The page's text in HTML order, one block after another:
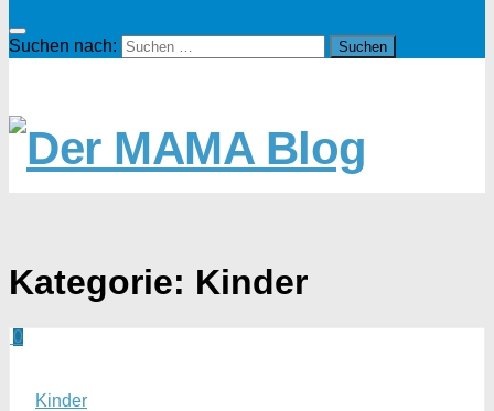
Suchen nach:
Kategorie: Kinder
0
Kinder